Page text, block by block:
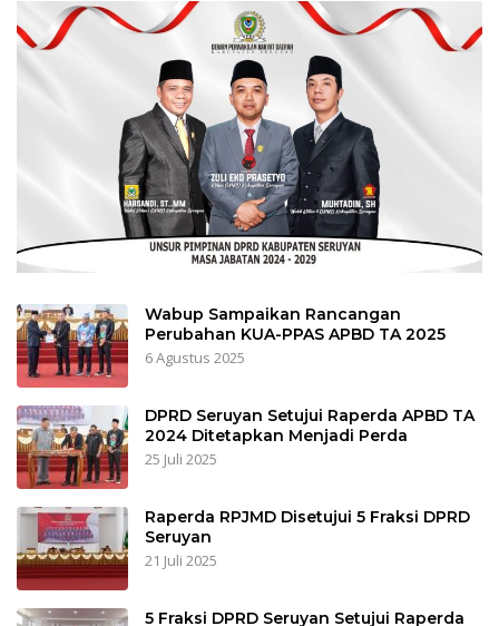
Wabup Sampaikan Rancangan
Perubahan KUA-PPAS APBD TA 2025
6 Agustus 2025
DPRD Seruyan Setujui Raperda APBD TA
2024 Ditetapkan Menjadi Perda
25 Juli 2025
Raperda RPJMD Disetujui 5 Fraksi DPRD
Seruyan
21 Juli 2025
5 Fraksi DPRD Seruyan Setujui Raperda